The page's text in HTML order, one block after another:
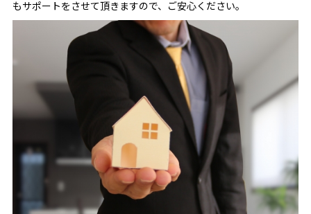
もサポートをさせて頂きますので、ご安心ください。